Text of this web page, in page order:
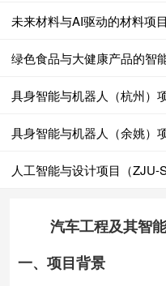
未来材料与AI驱动的材料项目
绿色食品与大健康产品的智
具身智能与机器人（杭州）
具身智能与机器人（余姚）
人工智能与设计项目（ZJU-
汽车工程及其智
一、项目背景